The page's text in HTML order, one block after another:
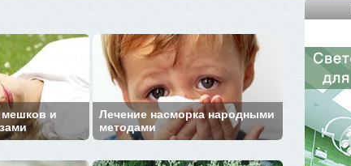
мешков и
Лечение насморка народными
методами